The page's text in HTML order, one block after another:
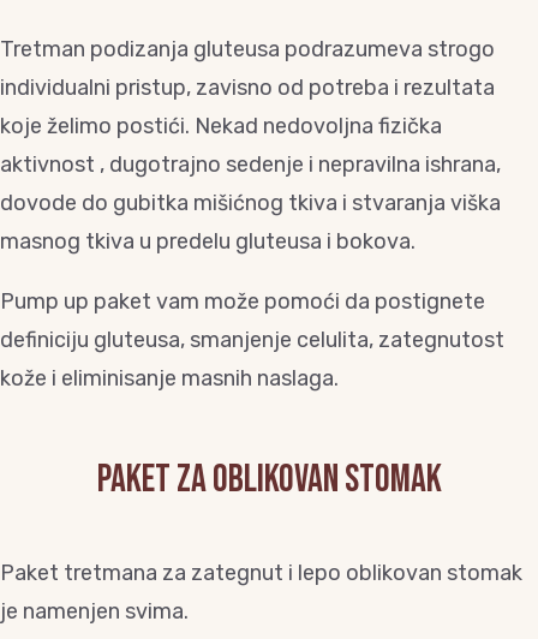
Tretman podizanja gluteusa podrazumeva strogo
individualni pristup, zavisno od potreba i rezultata
koje želimo postići. Nekad nedovoljna fizička
aktivnost , dugotrajno sedenje i nepravilna ishrana,
dovode do gubitka mišićnog tkiva i stvaranja viška
masnog tkiva u predelu gluteusa i bokova.
Pump up paket vam može pomoći da postignete
definiciju gluteusa, smanjenje celulita, zategnutost
kože i eliminisanje masnih naslaga.
Paket za oblikovan stomak
Paket tretmana za zategnut i lepo oblikovan stomak
je namenjen svima.